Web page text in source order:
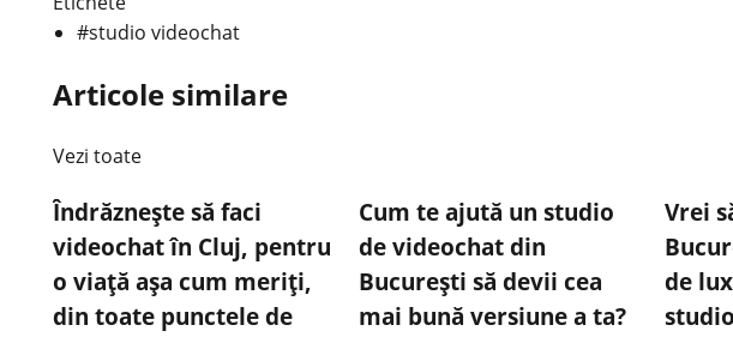
#studio videochat
Articole similare
Vezi toate
Îndrăznește să faci
videochat în Cluj, pentru
o viață așa cum meriți,
din toate punctele de
Cum te ajută un studio
de videochat din
București să devii cea
mai bună versiune a ta?
Vrei
de